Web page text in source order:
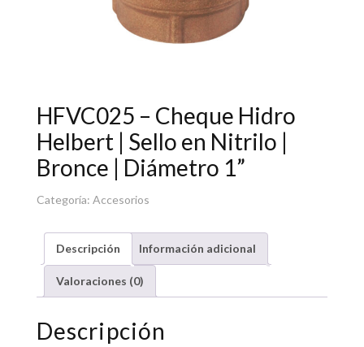
HFVC025 – Cheque Hidro
Helbert | Sello en Nitrilo |
Bronce | Diámetro 1”
Categoría: Accesorios
Descripción Información adicional
Valoraciones (0)
Descripción